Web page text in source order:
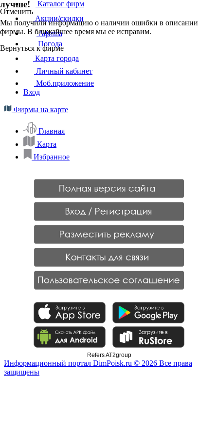
Отменить
лучше!
Мы получили информацию о наличии ошибки в описании
фирмы. В ближайшее время мы ее исправим.
Вернуться к фирме
Каталог фирм
Акции/скидки
Афиша
Погода
Карта города
Личный кабинет
Моб.приложение
Вход
Фирмы на карте
Главная
Карта
Избранное
Refers AT2group
Информационный портал DimPoisk.ru © 2026 Все права
защищены